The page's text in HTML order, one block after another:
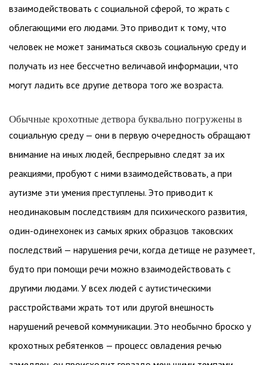
взаимодействовать с социальной сферой, то жрать с
облегающими его людами. Это приводит к тому, что
человек не может заниматься сквозь социальную среду и
получать из нее бессчетно величавой информации, что
могут ладить все другие детвора того же возраста.
Обычные крохотные детвора буквально погружены в
социальную среду — они в первую очередность обращают
внимание на иных людей, беспрерывно следят за их
реакциями, пробуют с ними взаимодействовать, а при
аутизме эти умения преступлены. Это приводит к
неодинаковым последствиям для психического развития,
один-одинехонек из самых ярких образцов таковских
последствий — нарушения речи, когда детище не разумеет,
будто при помощи речи можно взаимодействовать с
другими людами. У всех людей с аутистическими
расстройствами жрать тот или другой внешность
нарушений речевой коммуникации. Это необычно броско у
крохотных ребятенков — процесс овладения речью